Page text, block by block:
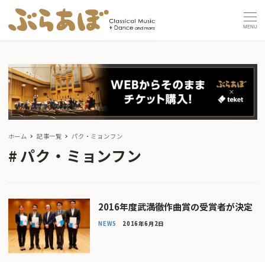
MENU
ホーム 記事一覧 パク・ミョンフン
パク・ミョンフン
2016年度武満徹作曲賞の受賞者が決定
NEWS 2016年6月2日